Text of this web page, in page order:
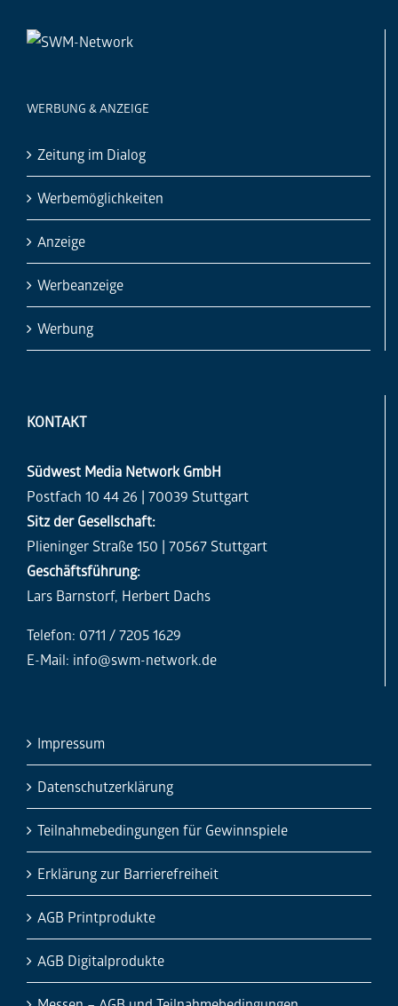
WERBUNG & ANZEIGE
Zeitung im Dialog
Werbemöglichkeiten
Anzeige
Werbeanzeige
Werbung
KONTAKT
Südwest Media Network GmbH
Postfach 10 44 26 | 70039 Stuttgart
Sitz der Gesellschaft:
Plieninger Straße 150 | 70567 Stuttgart
Geschäftsführung:
Lars Barnstorf, Herbert Dachs
Telefon: 0711 / 7205 1629
E-Mail: info@swm-network.de
Impressum
Datenschutzerklärung
Teilnahmebedingungen für Gewinnspiele
Erklärung zur Barrierefreiheit
AGB Printprodukte
AGB Digitalprodukte